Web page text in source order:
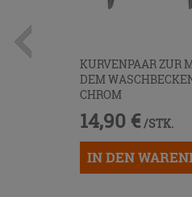
KURVENPAAR ZUR
DEM
CHROM
14,90 € /STK.
IN DEN